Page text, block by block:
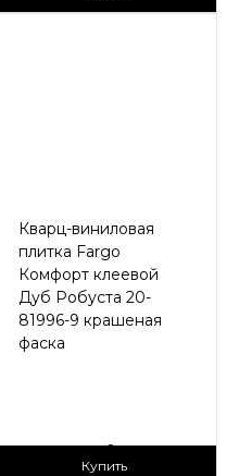
Кварц-виниловая
плитка Fargo
Комфорт клеевой
Дуб Робуста 20-
81996-9 крашеная
фаска
2
Купить